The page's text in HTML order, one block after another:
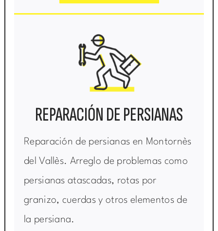
REPARACIÓN DE PERSIANAS
Reparación de persianas en Montornès
del Vallès. Arreglo de problemas como
persianas atascadas, rotas por
granizo, cuerdas y otros elementos de
la persiana.